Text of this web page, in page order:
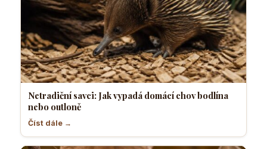
Netradiční savci: Jak vypadá domácí chov bodlína
nebo outloně
Číst dále →